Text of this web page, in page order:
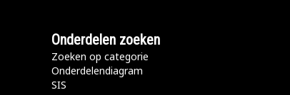
Onderdelen zoeken
Zoeken op categorie
Onderdelendiagram
SIS